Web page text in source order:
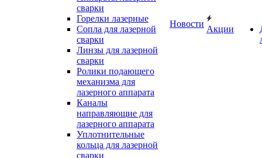
сварки
Горелки лазерные
Сопла для лазерной
сварки
Линзы для лазерной
сварки
Ролики подающего
механизма для
лазерного аппарата
Каналы
направляющие для
лазерного аппарата
Уплотнительные
кольца для лазерной
сварки
Новости
Акции